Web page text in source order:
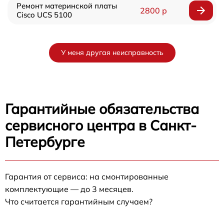
Ремонт материнской платы
Cisco UCS 5100
2800 р
У меня другая неисправность
Гарантийные обязательства
сервисного центра в Санкт-
Петербурге
Гарантия от сервиса: на смонтированные
комплектующие — до 3 месяцев.
Что считается гарантийным случаем?